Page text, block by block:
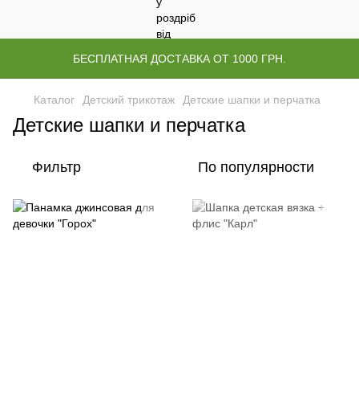
БЕСПЛАТНАЯ ДОСТАВКА ОТ 1000 ГРН.
Каталог Детский трикотаж Детские шапки и перчатка
Детские шапки и перчатка
Фильтр По популярности